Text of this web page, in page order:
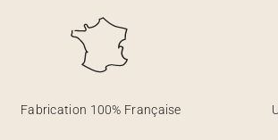
Fabrication 100% Française